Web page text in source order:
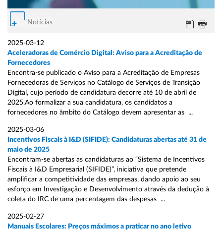
Notícias
2025-03-12
Aceleradoras de Comércio Digital: Aviso para a Acreditação de
Fornecedores
Encontra-se publicado o Aviso para a Acreditação de Empresas
Fornecedoras de Serviços no Catálogo de Serviços de Transição
Digital, cujo período de candidatura decorre até 10 de abril de
2025.Ao formalizar a sua candidatura, os candidatos a
fornecedores no âmbito do Catálogo devem apresentar as ...
2025-03-06
Incentivos Fiscais à I&D (SIFIDE): Candidaturas abertas até 31 de
maio de 2025
Encontram-se abertas as candidaturas ao “Sistema de Incentivos
Fiscais à I&D Empresarial (SIFIDE)”, iniciativa que pretende
amplificar a competitividade das empresas, dando apoio ao seu
esforço em Investigação e Desenvolvimento através da dedução à
coleta do IRC de uma percentagem das despesas ...
2025-02-27
Manuais Escolares: Preços máximos a praticar no ano letivo